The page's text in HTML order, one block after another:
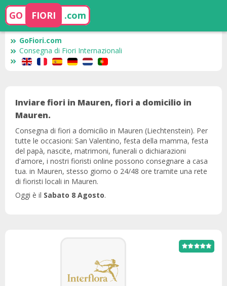
GO FIORI .com
GoFiori.com
Consegna di Fiori Internazionali
Inviare fiori in Mauren, fiori a domicilio in
Mauren.
Consegna di fiori a domicilio in Mauren (Liechtenstein). Per
tutte le occasioni: San Valentino, festa della mamma, festa
del papà, nascite, matrimoni, funerali o dichiarazioni
d'amore, i nostri fioristi online possono consegnare a casa
tua. in Mauren, stesso giorno o 24/48 ore tramite una rete
di fioristi locali in Mauren.
Oggi è il Sabato 8 Agosto.